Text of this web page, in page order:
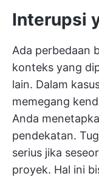
Interupsi
Ada perbedaan
konteks yang
lain. Dalam
memegang
Anda
pendekatan.
serius jika
proyek. Hal ini